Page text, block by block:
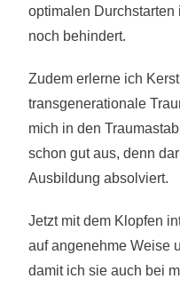
optimalen
noch behindert.
Zudem erlerne ich
transgenerationale
mich in den
schon gut aus, denn
Ausbildung absolviert.
Jetzt mit dem Klopfen
auf angenehme Weise
damit ich sie auch bei